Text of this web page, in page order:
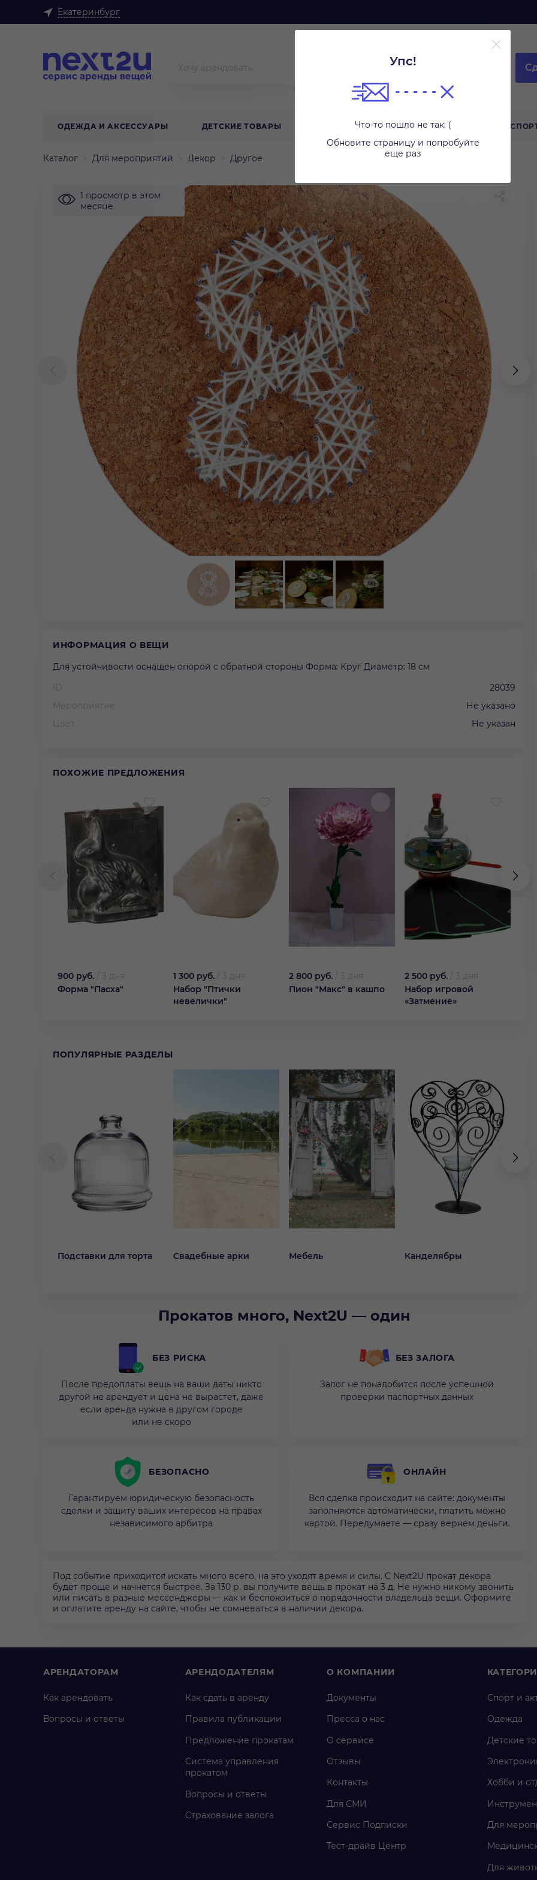
Екатеринбург
ОДЕЖДА И АКСЕССУАРЫ ДЕТСКИЕ ТОВАРЫ ТЕХНИКА ДЛЯ ДОМА ТУРИЗМ
Упс!
Что-то пошло не так: (
Обновите страницу и попробуйте
еще раз
Каталог Для мероприятий Декор Другое
1 просмотр в этом
месяце
ИНФОРМАЦИЯ О ВЕЩИ
Для устойчивости оснащен опорой с обратной стороны Форма: Круг Диаметр: 18 см
ID
28039
Мероприятие
Не указано
Цвет
Не указан
ПОХОЖИЕ ПРЕДЛОЖЕНИЯ
900 руб.
3 дня
Форма "Пасха"
1 300 руб.
3 дня
Набор "Птички
невелички"
2 800 руб.
3 дня
Пион "Макс" в кашпо
2 500 руб.
3 дня
Набор игровой
«Затмение»
ПОПУЛЯРНЫЕ РАЗДЕЛЫ
Подставки для торта Свадебные арки Мебель Канделябры
Прокатов много, Next2U — один
БЕЗ РИСКА
После предоплаты вещь на ваши даты никто
другой не арендует и цена не вырастет, даже
если аренда нужна в другом городе
или не скоро
БЕЗ ЗАЛОГА
Залог не понадобится после успешной
проверки паспортных данных
БЕЗОПАСНО
Гарантируем юридическую безопасность
сделки и защиту ваших интересов на правах
независимого арбитра
ОНЛАЙН
Вся сделка происходит на сайте: документы
заполняются автоматически, платить можно
картой. Передумаете — сразу вернем деньги.
Под событие приходится искать много всего, на это уходят время и силы. С Next2U прокат декора
будет проще и начнется быстрее. За 130 р. вы получите вещь в прокат на 3 д. Не нужно никому звонить
или писать в разные мессенджеры — как и беспокоиться о порядочности владельца вещи. Оформите
и оплатите аренду на сайте, чтобы не сомневаться в наличии декора.
АРЕНДАТОРАМ
Как арендовать
Вопросы и ответы
АРЕНДОДАТЕЛЯМ
Как сдать в аренду
Правила публикации
Предложение прокатам
Система управления
прокатом
Вопросы и ответы
Страхование залога
О КОМПАНИИ
Документы
Пресса о нас
О сервисе
Отзывы
Контакты
Для СМИ
Сервис Подписки
Тест-драйв Центр
Спорт и
Одежда
Детские
Хобби и
Для
Для